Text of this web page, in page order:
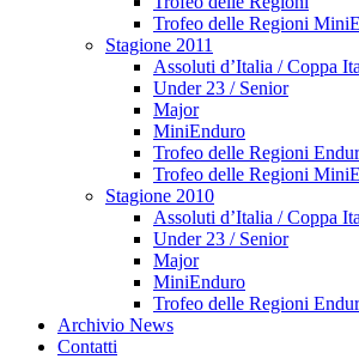
Trofeo delle Regioni
Stagione 2011
Assoluti d’Italia / Coppa
Under 23 / Senior
Major
MiniEnduro
Trofeo delle Regioni
Trofeo delle Regioni
Stagione 2010
Assoluti d’Italia / Coppa
Under 23 / Senior
Major
MiniEnduro
Trofeo delle Regioni
Archivio News
Contatti